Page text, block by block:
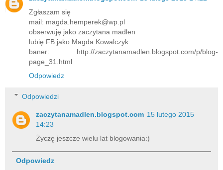
Zgłaszam się
mail: magda.hemperek@wp.pl
obserwuję jako zaczytana madlen
lubię FB jako Magda Kowalczyk
baner: http://zaczytanamadlen.blogspot.com/p/blog-
page_31.html
Odpowiedz
Odpowiedzi
zaczytanamadlen.blogspot.com 15 lutego 2015
14:23
Życzę jeszcze wielu lat blogowania:)
Odpowiedz